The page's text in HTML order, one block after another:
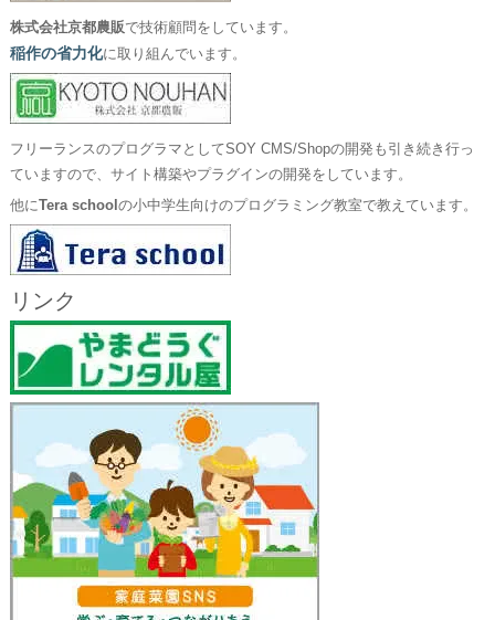
株式会社京都農販で技術顧問をしています。
稲作の省力化に取り組んでいます。
フリーランスのプログラマとしてSOY CMS/Shopの開発も引き続き行っ
ていますので、サイト構築やプラグインの開発をしています。
他にTera school の小中学生向けのプログラミング教室で教えています。
リンク